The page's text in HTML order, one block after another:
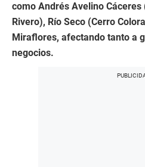
como Andrés Avelino
Rivero), Río Seco (Cerro
Miraflores, afectando tanto a
negocios.